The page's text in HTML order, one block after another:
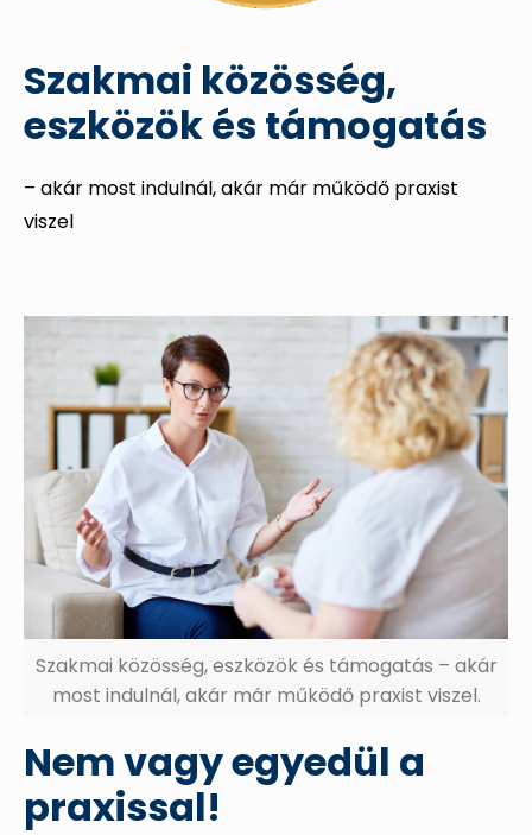
Szakmai közösség,
eszközök és támogatás
– akár most indulnál, akár már működő praxist
viszel
Nem vagy egyedül a
praxissal!
Szakmai közösség, eszközök és támogatás – akár
most indulnál, akár már működő praxist viszel.